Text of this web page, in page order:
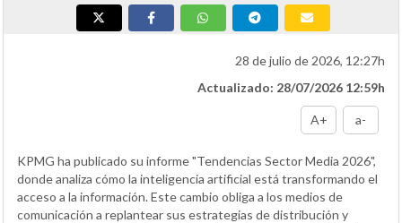
28 de julio de 2026, 12:27h
Actualizado: 28/07/2026 12:59h
A+ a-
KPMG ha publicado su informe "Tendencias Sector Media 2026",
donde analiza cómo la inteligencia artificial está transformando el
acceso a la información. Este cambio obliga a los medios de
comunicación a replantear sus estrategias de distribución y